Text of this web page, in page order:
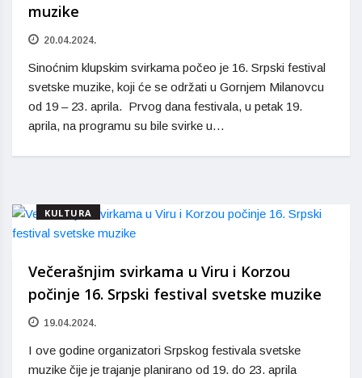
muzike
20.04.2024.
Sinoćnim klupskim svirkama počeo je 16. Srpski festival
svetske muzike, koji će se održati u Gornjem Milanovcu
od 19 – 23. aprila. Prvog dana festivala, u petak 19.
aprila, na programu su bile svirke u…
KULTURA
Večerašnjim svirkama u Viru i Korzou
počinje 16. Srpski festival svetske muzike
19.04.2024.
I ove godine organizatori Srpskog festivala svetske
muzike čije je trajanje planirano od 19. do 23. aprila